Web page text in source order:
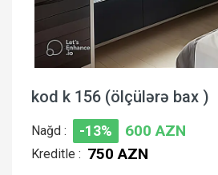
kod k 156 (ölçülərə bax )
Nağd : -13% 600 AZN
Kreditle : 750 AZN